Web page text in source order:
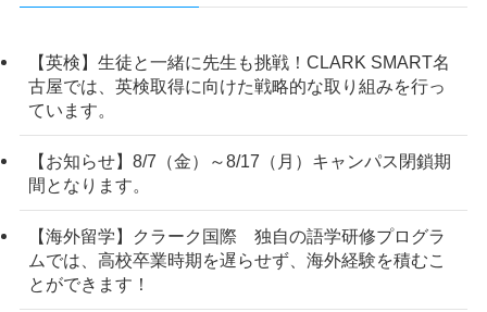
【英検】生徒と一緒に先生も挑戦！CLARK SMART名
古屋では、英検取得に向けた戦略的な取り組みを行っ
ています。
【お知らせ】8/7（金）～8/17（月）キャンパス閉鎖期
間となります。
【海外留学】クラーク国際 独自の語学研修プログラ
ムでは、高校卒業時期を遅らせず、海外経験を積むこ
とができます！